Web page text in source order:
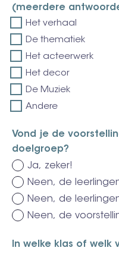
(meerdere
Het verhaal
De thematiek
Het acteerwerk
Het decor
De Muziek
Andere
Vond je de
doelgroep?
Ja, zeker!
Neen, de
Neen, de
Neen, de
In welke klas of welk